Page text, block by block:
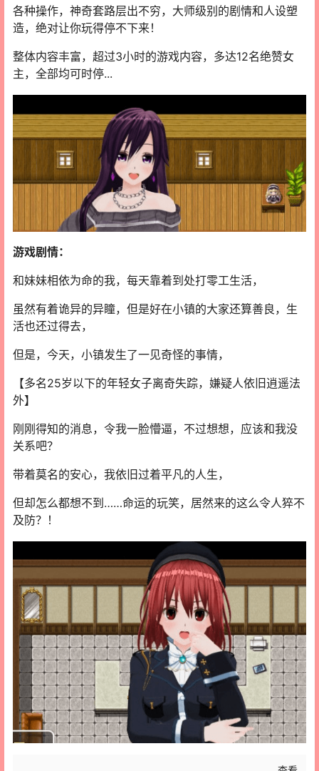
各种操作，神奇套路层出不穷，大师级别的剧情和人设塑
造，绝对让你玩得停不下来！
整体内容丰富，超过3小时的游戏内容，多达12名绝赞女
主，全部均可时停...
游戏剧情：
和妹妹相依为命的我，每天靠着到处打零工生活，
虽然有着诡异的异瞳，但是好在小镇的大家还算善良，生
活也还过得去，
但是，今天，小镇发生了一见奇怪的事情，
【多名25岁以下的年轻女子离奇失踪，嫌疑人依旧逍遥法
外】
刚刚得知的消息，令我一脸懵逼，不过想想，应该和我没
关系吧？
带着莫名的安心，我依旧过着平凡的人生，
但却怎么都想不到……命运的玩笑，居然来的这么令人猝不
及防？！